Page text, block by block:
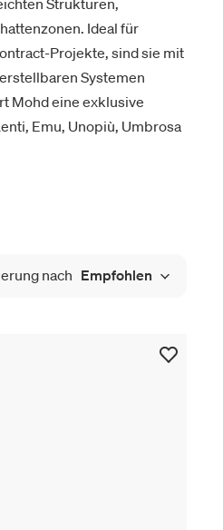
Strukturen,
Ideal für
Projekte, sind sie mit
Systemen
Mohd eine exklusive
Emu, Unopiù, Umbrosa
nach Empfohlen